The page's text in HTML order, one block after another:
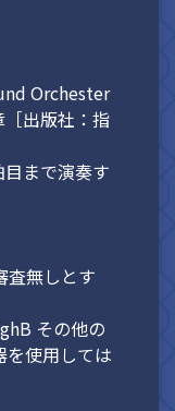
Orchester
［出版社：指
まで演奏す
査無しとす
その他の
を使用しては